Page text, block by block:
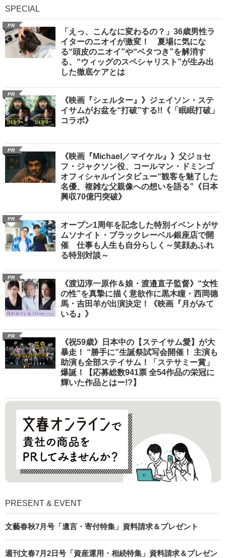
SPECIAL
PR
「えっ、こんなに変わるの？」36歳男性ラ
イターのニオイが激変！ 夏場に気にな
る“頭皮のニオイ”や“ベタつき”を解消す
る、“ウィッグのスペシャリスト”が生み出
した徹底ケアとは
PR
《映画『シェルター』》ジェイソン・ステ
イサムがお盆を“打破”する!!《「眠眠打破」
コラボ》
PR
《映画『Michael／マイケル』》父ジョセ
フ・ジャクソン役、コールマン・ドミンゴ
オフィシャルインタビュー“観客を魅了した
名優、複雑な父親像への想いを語る”《日本
興収70億円突破》
PR
オープン1周年を記念した特別イベントがサ
ムソナイト・ブラックレーベル銀座店で開
催 仕事も人生も自分らしく～笑顔あふれ
る特別対談～
PR
《渡辺淳一原作＆娘・渡邉直子監督》“女性
の性”を真摯に描く意欲作に黒木瞳・西岡德
馬・吉田羊が出演決定！《映画『月がみて
いる』》
PR
《祝59歳》日本中の【ステイサム愛】が大
暴走！ “勝手に”生誕祭試写会開催！ 主演も
助演も全部ステイサム！「ステサミー賞」
爆誕！【応募総数941票 全54作品の栄冠に
輝いた作品とはー!?】
PRESENT & EVENT
文藝春秋7月号「遺言・寄付特集」資料請求＆プレゼント
週刊文春7月2日号「資産運用・相続特集」資料請求＆プレゼン